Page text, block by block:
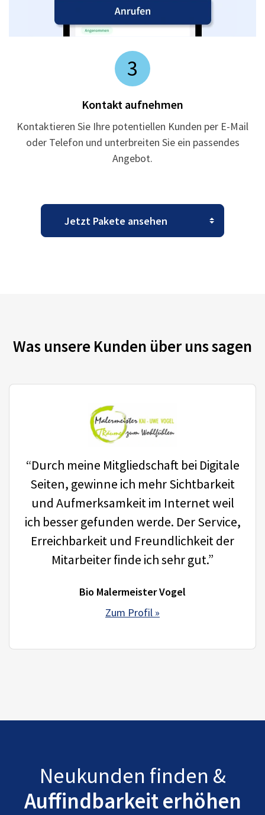
3
Kontakt aufnehmen
Kontaktieren Sie Ihre potentiellen Kunden per E-Mail
oder Telefon und unterbreiten Sie ein passendes
Angebot.
Was unsere Kunden über uns sagen
“Durch meine Mitgliedschaft bei Digitale
Seiten, gewinne ich mehr Sichtbarkeit
und Aufmerksamkeit im Internet weil
ich besser gefunden werde. Der Service,
Erreichbarkeit und Freundlichkeit der
Mitarbeiter finde ich sehr gut.”
Bio Malermeister Vogel
Zum Profil »
Neukunden finden &
Auffindbarkeit erhöhen